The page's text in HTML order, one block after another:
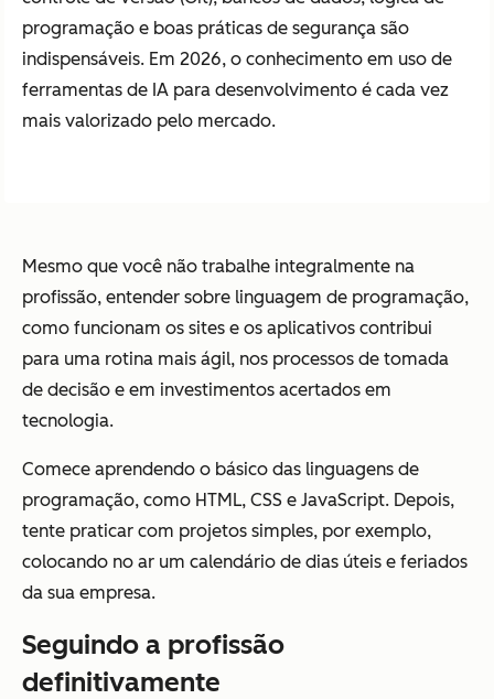
programação e boas práticas de segurança são
indispensáveis. Em 2026, o conhecimento em uso de
ferramentas de IA para desenvolvimento é cada vez
mais valorizado pelo mercado.
Mesmo que você não trabalhe integralmente na
profissão, entender sobre linguagem de programação,
como funcionam os sites e os aplicativos contribui
para uma rotina mais ágil, nos processos de tomada
de decisão e em investimentos acertados em
tecnologia.
Comece aprendendo o básico das linguagens de
programação, como HTML, CSS e JavaScript. Depois,
tente praticar com projetos simples, por exemplo,
colocando no ar um calendário de dias úteis e feriados
da sua empresa.
Seguindo a profissão
definitivamente